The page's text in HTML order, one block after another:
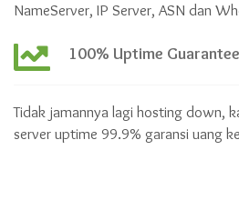
NameServer, IP Server, ASN dan
100% Uptime Guarantee
Tidak jamannya lagi hosting down,
server uptime 99.9% garansi uang